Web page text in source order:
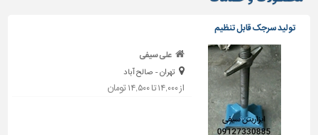
دیوارپوش،
و
سنگ
سرویس
بهداشتی
تولید سرجک قابل تنظیم
علی سیفی
تهران - صالح آباد
از ۱۴,۰۰۰ تا ۱۴,۵۰۰ تومان